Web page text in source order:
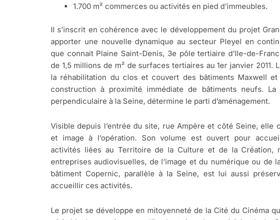
1.700 m² commerces ou activités en pied d’immeubles.
Il s’inscrit en cohérence avec le développement du projet
apporter une nouvelle dynamique au secteur Pleyel en
que connait Plaine Saint-Denis, 3e pôle tertiaire d’Ile-de-
de 1,5 millions de m² de surfaces tertiaires au 1er janvier 2011.
la réhabilitation du clos et couvert des bâtiments Maxwell
construction à proximité immédiate de bâtiments neufs. La
perpendiculaire à la Seine, détermine le parti d’aménagement.
Visible depuis l’entrée du site, rue Ampère et côté Seine, elle
et image à l’opération. Son volume est ouvert pour
activités liées au Territoire de la Culture et de la Création,
entreprises audiovisuelles, de l’image et du numérique ou de
bâtiment Copernic, parallèle à la Seine, est lui aussi
accueillir ces activités.
Le projet se développe en mitoyenneté de la Cité du Cinéma